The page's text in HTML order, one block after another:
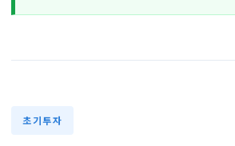
초기투자